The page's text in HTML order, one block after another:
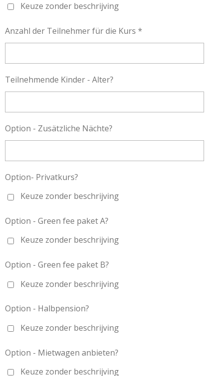
Keuze zonder beschrijving
Anzahl der Teilnehmer für die Kurs *
Teilnehmende Kinder - Alter?
Option - Zusätzliche Nächte?
Option- Privatkurs?
Keuze zonder beschrijving
Option - Green fee paket A?
Keuze zonder beschrijving
Option - Green fee paket B?
Keuze zonder beschrijving
Option - Halbpension?
Keuze zonder beschrijving
Option - Mietwagen anbieten?
Keuze zonder beschrijving